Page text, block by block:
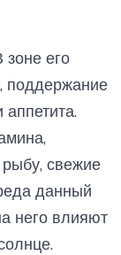
его
поддержание
рыбу, свежие
данный
него влияют